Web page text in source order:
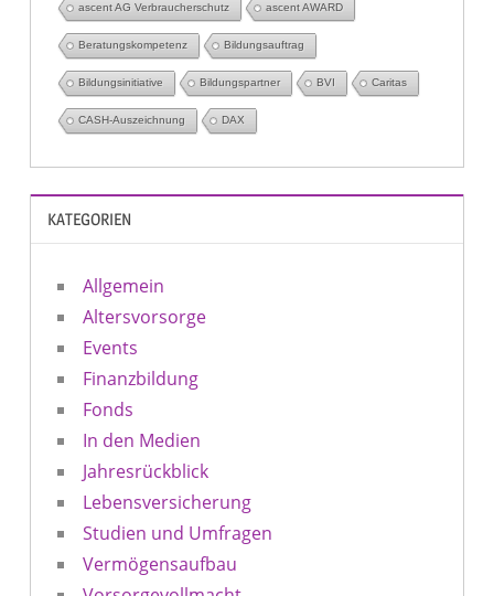
ascent AG Verbraucherschutz ascent AWARD
Beratungskompetenz Bildungsauftrag
Bildungsinitiative Bildungspartner BVI Caritas
CASH-Auszeichnung DAX
KATEGORIEN
Allgemein
Altersvorsorge
Events
Finanzbildung
Fonds
In den Medien
Jahresrückblick
Lebensversicherung
Studien und Umfragen
Vermögensaufbau